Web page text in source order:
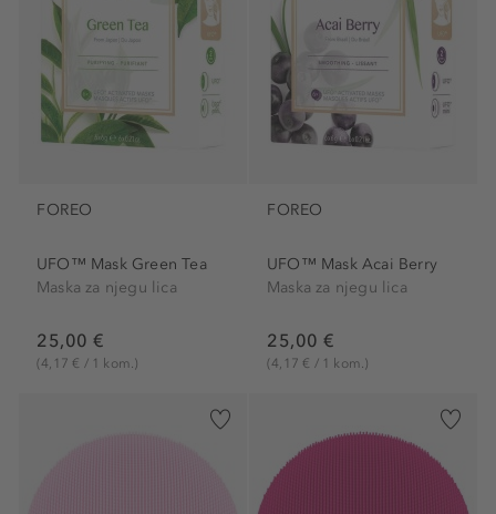
FOREO
UFO™ Mask Green Tea
Maska za njegu lica
25,00 €
(4,17 € / 1 kom.)
FOREO
UFO™ Mask Acai Berry
Maska za njegu lica
25,00 €
(4,17 € / 1 kom.)